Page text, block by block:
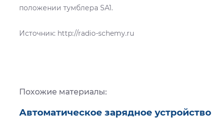
положении тумблера SA1.
Источник: http://radio-schemy.ru
Похожие материалы:
Автоматическое зарядное устройство